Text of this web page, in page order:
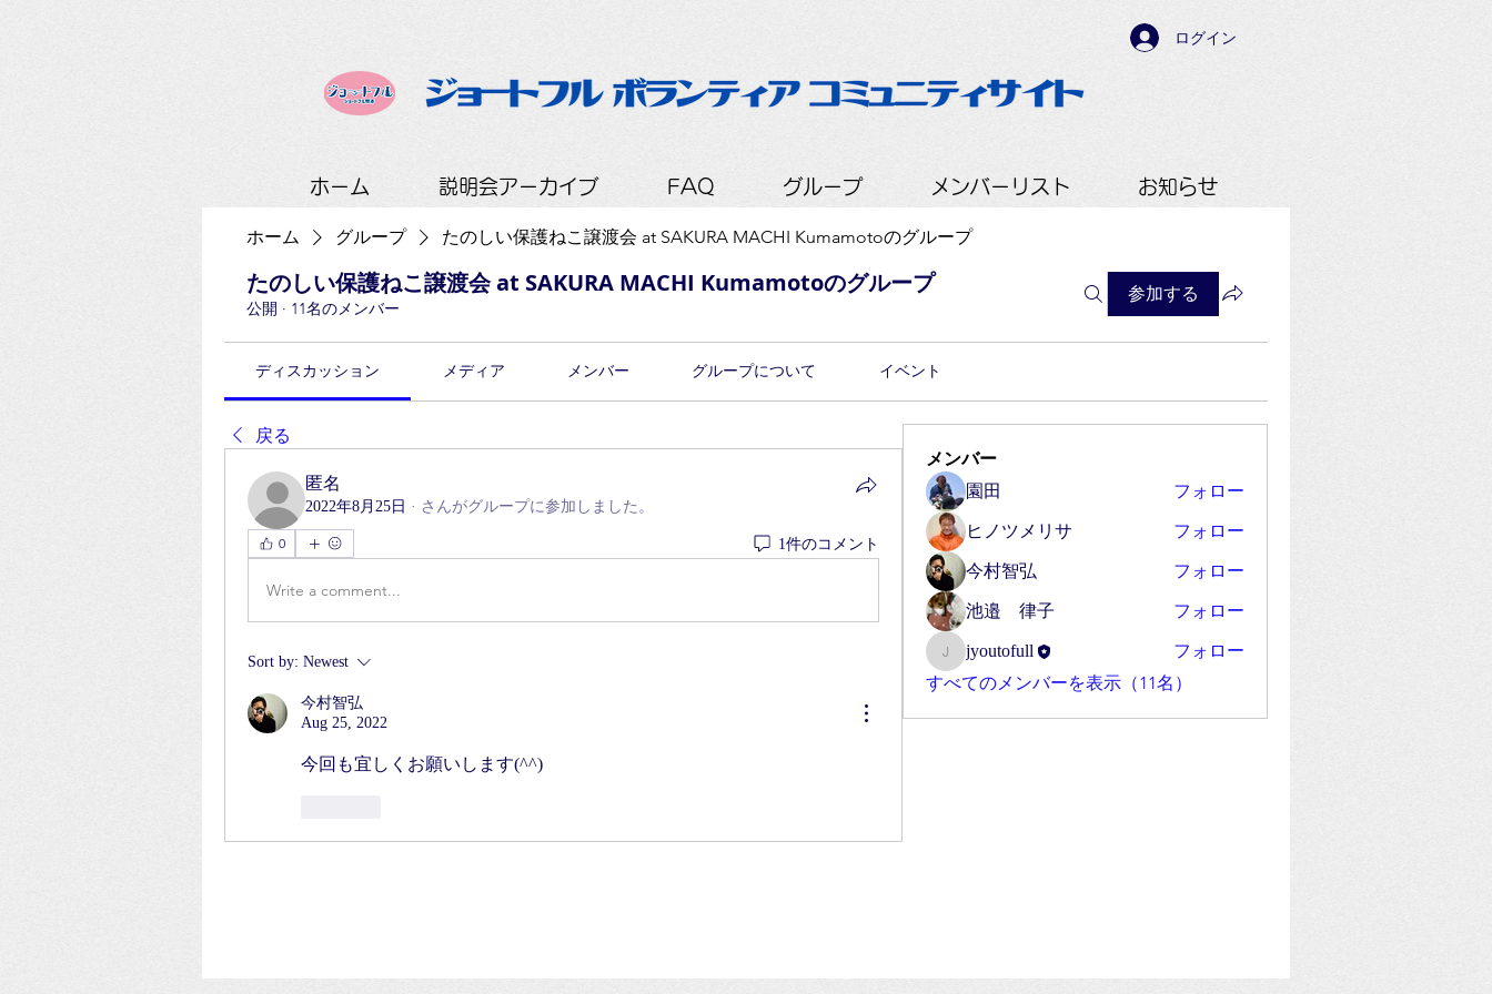
ログイン
ホーム 説明会アーカイブ FAQ グループ メンバーリスト お知らせ
ホーム グループ たのしい保護ねこ譲渡会 at SAKURA MACHI Kumamotoのグループ
たのしい保護ねこ譲渡会 at SAKURA MACHI Kumamotoのグループ
公開 · 11名のメンバー
参加する
ディスカッション メディア メンバー グループについて イベント
戻る
匿名
2022年8月25日 · さんがグループに参加しました。
0 1件のコメント
Write a comment...
Sort by: Newest
今村智弘
Aug 25, 2022
今回も宜しくお願いします(^^)
メンバー
園田 フォロー
ヒノツメリサ フォロー
今村智弘 フォロー
池邉 律子 フォロー
jyoutofull
jyoutofull
フォロー
すべてのメンバーを表示（11名）